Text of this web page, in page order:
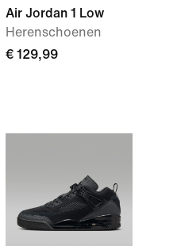
Air Jordan 1 Low
Herenschoenen
€ 129,99